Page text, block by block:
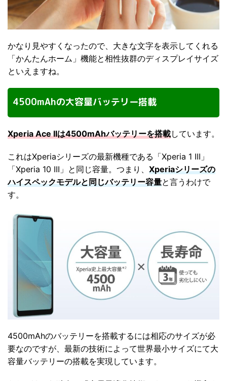
かなり見やすくなったので、大きな文字を表示してくれる
「かんたんホーム」機能と相性抜群のディスプレイサイズ
といえますね。
4500mAhの大容量バッテリー搭載
Xperia Ace IIは4500mAhバッテリーを搭載しています。
これはXperiaシリーズの最新機種である「Xperia 1 III」
「Xperia 10 III」と同じ容量。つまり、 Xperiaシリーズの
ハイスペックモデルと同じバッテリー容量と言うわけで
す。
4500mAhのバッテリーを搭載するには相応のサイズが必
要なのですが、最新の技術によって世界最小サイズにて大
容量バッテリーの搭載を実現しています。